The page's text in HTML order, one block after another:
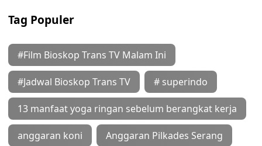
Tag Populer
#Film Bioskop Trans TV Malam Ini
#Jadwal Bioskop Trans TV # superindo
13 manfaat yoga ringan sebelum berangkat kerja
anggaran koni Anggaran Pilkades Serang